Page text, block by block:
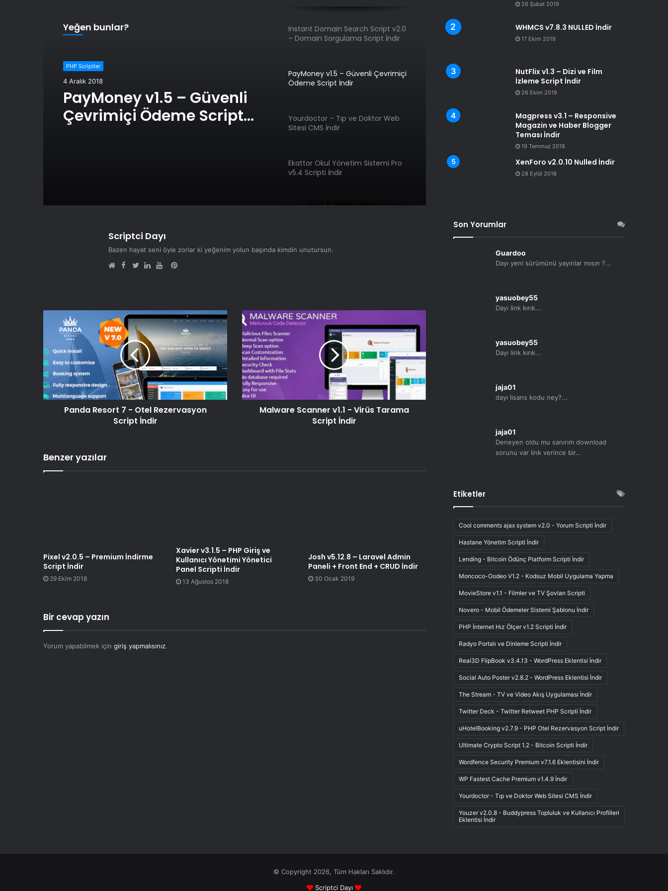
Yeğen bunlar?
PHP Scriptler
4 Aralık 2018
PayMoney v1.5 – Güvenli
Çevrimiçi Ödeme Script
Instant Domain Search Script v2.0
– Domain Sorgulama Script İndir
PayMoney v1.5 – Güvenli Çevrimiçi
Ödeme Script İndir
Yourdoctor – Tıp ve Doktor Web
Sitesi CMS İndir
Ekattor Okul Yönetim Sistemi Pro
v5.4 Scripti İndir
Quickad v6.6 – PHP İlan Scripti CMS
Instant Domain Search Script v2.0
Yourdoctor – Tıp ve Doktor Web
Sitesi CMS İndir
Ekattor Okul Yönetim Sistemi Pro
v5.4 Scripti İndir
Scriptci Dayı
Bazen hayat seni öyle zorlar ki yeğenim yolun başında kimdin unutursun.
Facebook
Pinterest
Panda Resort 7 - Otel Rezervasyon
Script İndir
Malware Scanner v1.1 - Virüs Tarama
Script İndir
Benzer yazılar
Pixel v2.0.5 – Premium İndirme
Script İndir
29 Ekim 2018
Xavier v3.1.5 – PHP Giriş ve
Kullanıcı Yönetimi Yönetici
Panel Scripti İndir
13 Ağustos 2018
Josh v5.12.8 – Laravel Admin
Paneli + Front End + CRUD İndir
30 Ocak 2019
Bir cevap yazın
Yorum yapabilmek için giriş yapmalısınız.
26 Şubat 2019
WHMCS v7.8.3 NULLED İndir
17 Ekim 2019
NutFlix v1.3 – Dizi ve Film
İzleme Script İndir
26 Ekim 2018
Magpress v3.1 – Responsive
Magazin ve Haber Blogger
Teması İndir
19 Temmuz 2018
XenForo v2.0.10 Nulled İndir
28 Eylül 2018
Son Yorumlar
Guardoo
Dayı yeni sürümünü yayınlar mısın ?...
yasuobey55
Dayı link kırık...
yasuobey55
Dayı link kırık...
jaja01
dayı lisans kodu ney?...
jaja01
Deneyen oldu mu sanırım download
sorunu var link verince bir...
Etiketler
Cool comments ajax system v2.0 - Yorum Scripti İndir
Hastane Yönetim Scripti İndir
Lending - Bitcoin Ödünç Platform Scripti İndir
Moncoco-Oodeo V1.2 - Kodsuz Mobil Uygulama Yapma
MovieStore v1.1 - Filmler ve TV Şovları Scripti
Novero - Mobil Ödemeler Sistemi Şablonu İndir
PHP İnternet Hız Ölçer v1.2 Scripti İndir
Radyo Portalı ve Dinleme Scripti İndir
Real3D FlipBook v3.4.13 - WordPress Eklentisi İndir
Social Auto Poster v2.8.2 - WordPress Eklentisi İndir
The Stream - TV ve Video Akış Uygulaması İndir
Twitter Deck - Twitter Retweet PHP Scripti İndir
uHotelBooking v2.7.9 - PHP Otel Rezervasyon Script İndir
Ultimate Crypto Script 1.2 - Bitcoin Scripti İndir
Wordfence Security Premium v7.1.6 Eklentisini İndir
WP Fastest Cache Premium v1.4.9 İndir
Yourdoctor - Tıp ve Doktor Web Sitesi CMS İndir
Youzer v2.0.8 - Buddypress Topluluk ve Kullanıcı Profilleri
Eklentisi İndir
© Copyright 2026, Tüm Hakları Saklıdır.
Scriptci Dayı